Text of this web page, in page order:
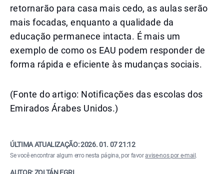
retornarão para casa mais cedo, as aulas serão
mais focadas, enquanto a qualidade da
educação permanece intacta. É mais um
exemplo de como os EAU podem responder de
forma rápida e eficiente às mudanças sociais.
(Fonte do artigo: Notificações das escolas dos
Emirados Árabes Unidos.)
ÚLTIMA ATUALIZAÇÃO:2026. 01. 07 21:12
Se você encontrar algum erro nesta página, por favoravise-nos por e-mail .